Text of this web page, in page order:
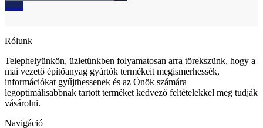
Ajánlatkérés
Rólunk
Telephelyünkön, üzletünkben folyamatosan arra törekszünk, hogy a
mai vezető építőanyag gyártók termékeit megismerhessék,
információkat gyűjthessenek és az Önök számára
legoptimálisabbnak tartott terméket kedvező feltételekkel meg tudják
vásárolni.
Navigáció